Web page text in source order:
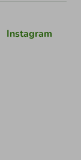
Instagram